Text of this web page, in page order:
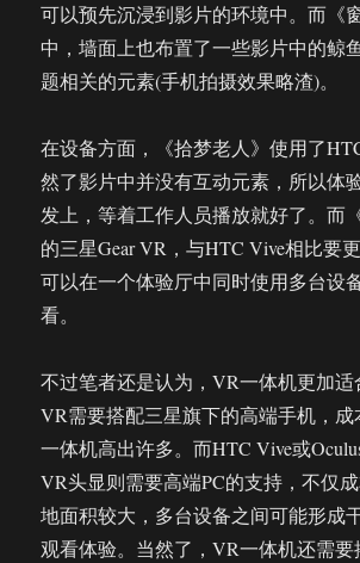
可以预先沉浸到影片的环境中。而《
中，墙面上也布置了一些影片中的鲸
题相关的元素(手机拍摄效果略渣)。
在设备方面，《拾梦老人》使用了
然了影片中并没有互动元素，所以体
发上，等着工作人员播放就好了。而
的三星Gear VR，与HTC Vive相比要
可以在一个体验厅中同时使用多台设
看。
不过笔者还是认为，VR一体机更加适
VR需要搭配三星旗下的高端手机，成
一体机高出许多。而HTC Vive或
VR头显则需要高端PC的支持，不仅
地面积较大，多台设备之间可能形成
观看体验。当然了，VR一体机还需